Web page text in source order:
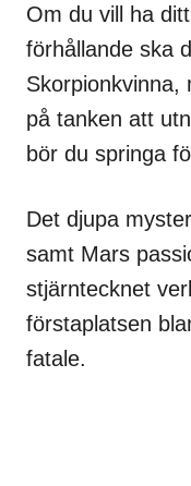
Om du vill ha
förhållande ska
Skorpionkvinna,
på tanken att
bör du springa
Det djupa
samt Mars
stjärntecknet
förstaplatsen
fatale.